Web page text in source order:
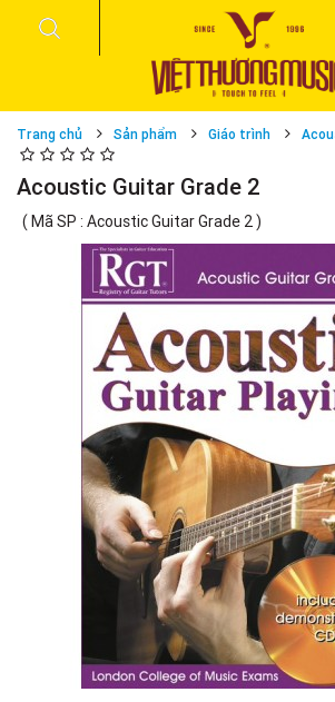
Trang chủ Sản phẩm Giáo trình
Acoustic Guitar Grade 2
( Mã SP : Acoustic Guitar Grade 2 )